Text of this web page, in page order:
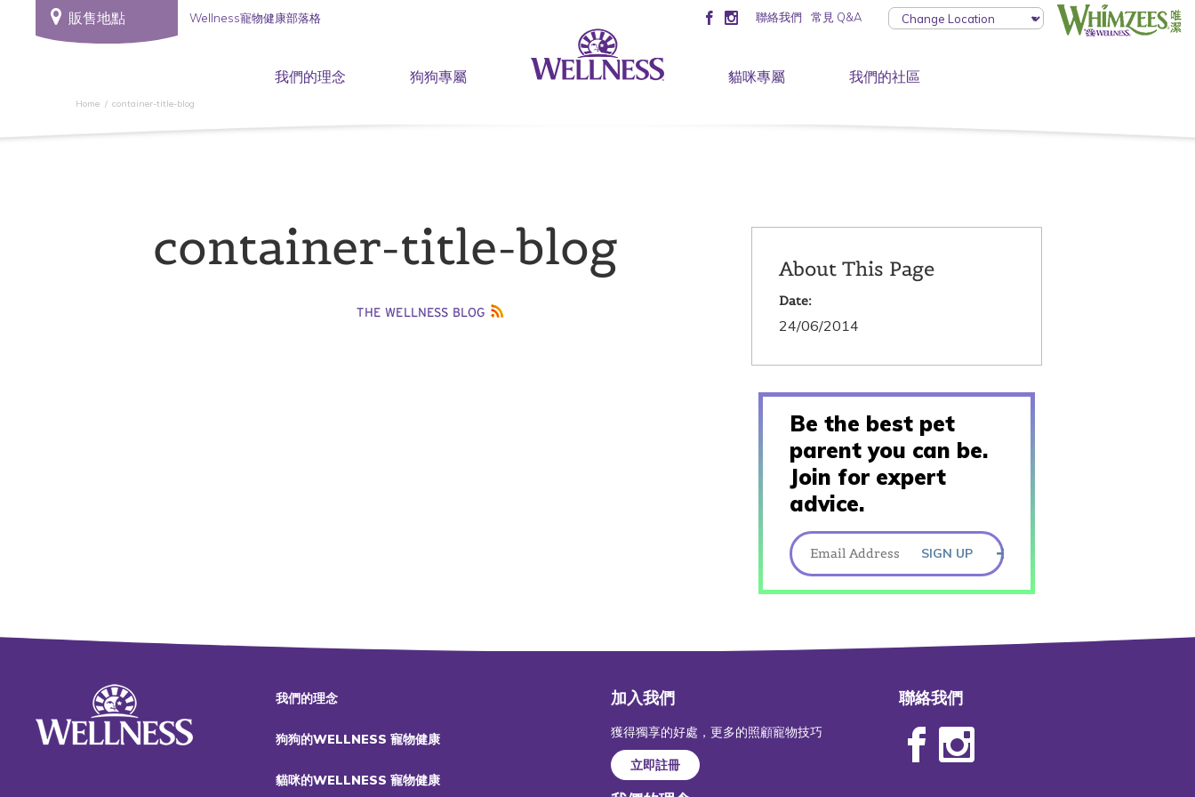
販售地點 Wellness寵物健康部落格 聯絡我們 常見 Q&A
我們的理念 狗狗專屬 貓咪專屬 我們的社區
Home container-title-blog
container-title-blog About This Page
Date:
24/06/2014
Be the best pet
parent you can be.
Join for expert
advice.
SIGN UP
我們的理念
狗狗的WELLNESS 寵物健康
貓咪的WELLNESS 寵物健康
加入我們
獲得獨享的好處，更多的照顧寵物技巧
立即註冊
聯絡我們